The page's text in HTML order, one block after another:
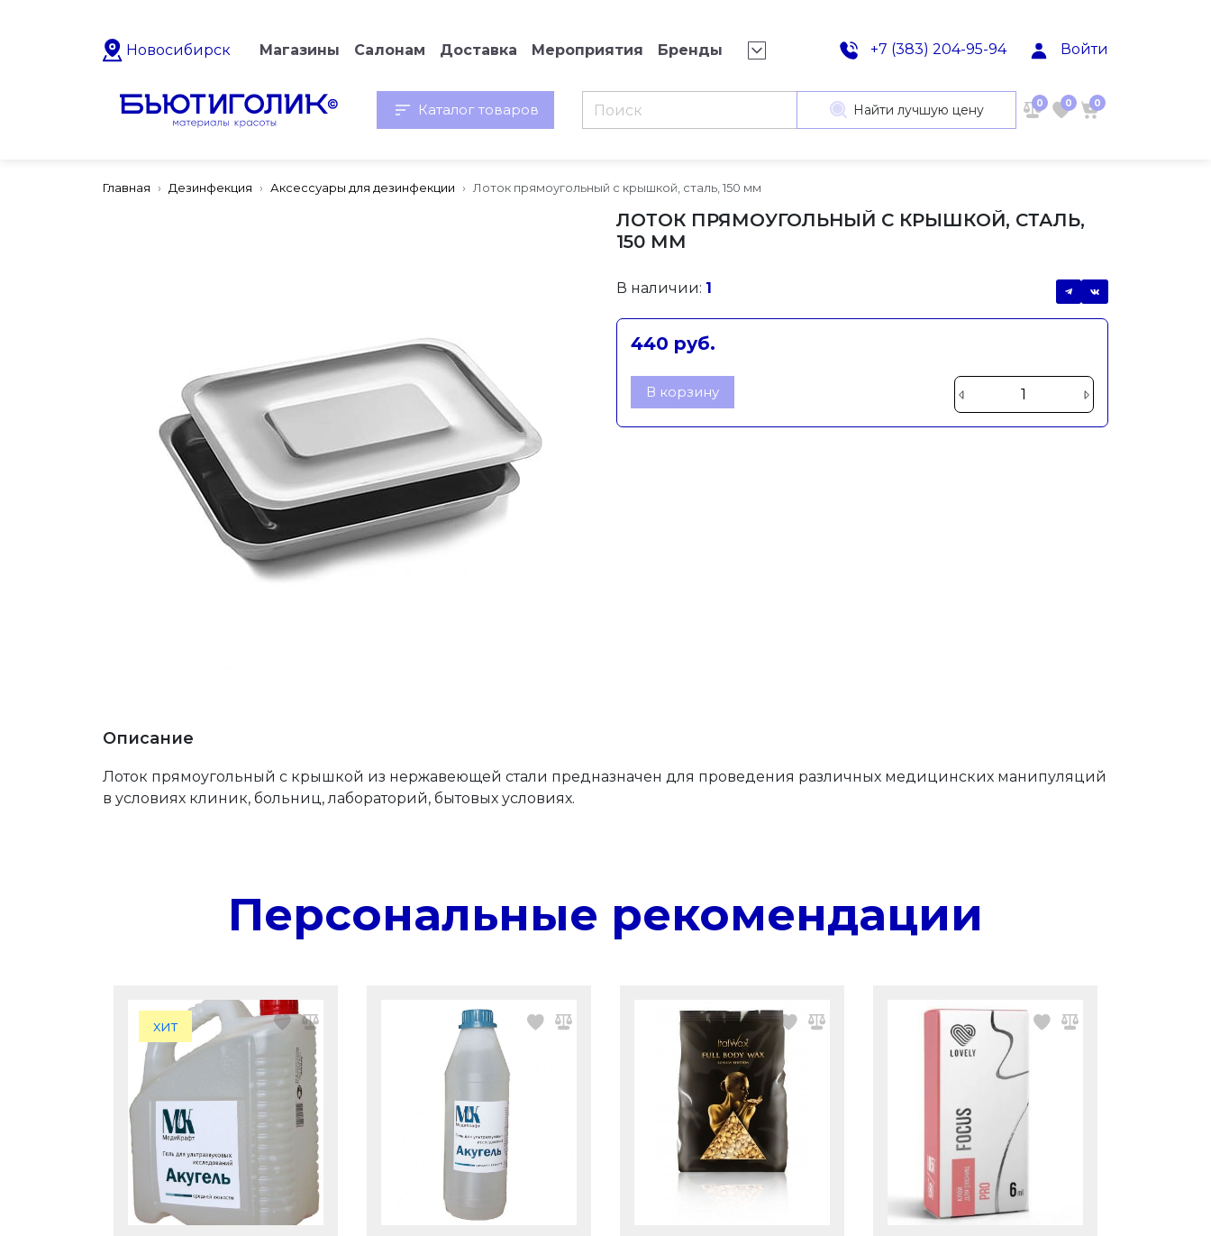
Новосибирск Магазины Салонам Доставка Мероприятия Бренды +7 (383) 204-95-94 Войти
Каталог товаров Найти лучшую цену 0 0 0
Главная Дезинфекция Аксессуары для дезинфекции Лоток прямоугольный с крышкой, сталь, 150 мм
ЛОТОК ПРЯМОУГОЛЬНЫЙ С КРЫШКОЙ, СТАЛЬ,
150 ММ
В наличии: 1
440 руб.
В корзину
Описание
Лоток прямоугольный с крышкой из нержавеющей стали предназначен для проведения различных медицинских манипуляций
в условиях клиник, больниц, лабораторий, бытовых условиях.
Персональные рекомендации
хит